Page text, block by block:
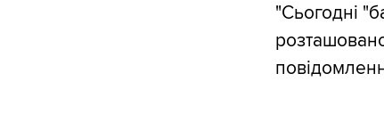
"Сьогодні